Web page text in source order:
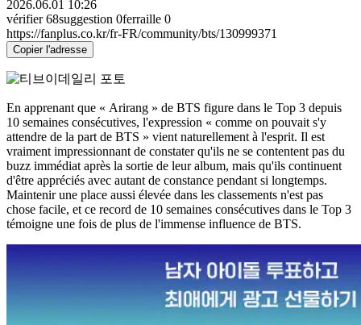
2026.06.01 10:26
vérifier 68suggestion 0ferraille 0
https://fanplus.co.kr/fr-FR/community/bts/130999371
Copier l'adresse
En apprenant que « Arirang » de BTS figure dans le Top 3 depuis
10 semaines consécutives, l'expression « comme on pouvait s'y
attendre de la part de BTS » vient naturellement à l'esprit. Il est
vraiment impressionnant de constater qu'ils ne se contentent pas du
buzz immédiat après la sortie de leur album, mais qu'ils continuent
d'être appréciés avec autant de constance pendant si longtemps.
Maintenir une place aussi élevée dans les classements n'est pas
chose facile, et ce record de 10 semaines consécutives dans le Top 3
témoigne une fois de plus de l'immense influence de BTS.